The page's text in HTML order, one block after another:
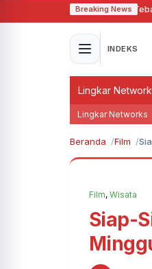
Breaking News
Hadirkan Aksi Sosial, Tebar
INDEKS
Lingkar Network
Lingkar Networks
Beranda Film
Film, Wisata
Siap-